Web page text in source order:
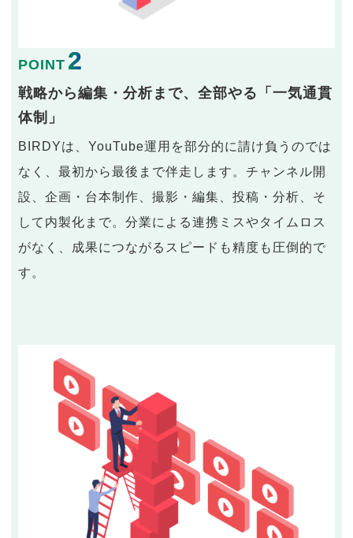
POINT 2
戦略から編集・分析まで、全部やる「一気通貫
体制」
BIRDYは、YouTube運用を部分的に請け負うのでは
なく、最初から最後まで伴走します。チャンネル開
設、企画・台本制作、撮影・編集、投稿・分析、そ
して内製化まで。分業による連携ミスやタイムロス
がなく、成果につながるスピードも精度も圧倒的で
す。